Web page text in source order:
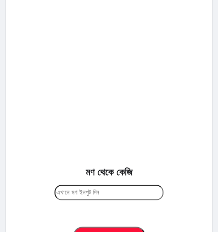
মণ থেকে কেজি